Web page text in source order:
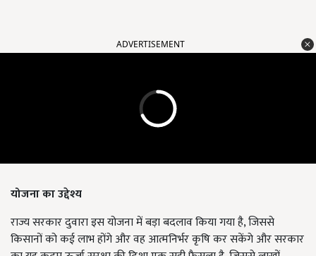
ADVERTISEMENT
योजनाकाउद्देश्य
राज्य सरकार दुवारा इस योजना में बड़ा बदलाव किया गया है, जिससे
किसानों को कई लाभ होंगे और वह आत्मनिर्भर कृषि कर सकेंगे और सरकार